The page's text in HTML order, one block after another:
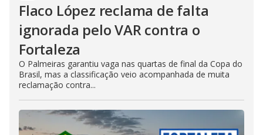
Flaco López reclama de falta
ignorada pelo VAR contra o
Fortaleza
O Palmeiras garantiu vaga nas quartas de final da Copa do
Brasil, mas a classificação veio acompanhada de muita
reclamação contra...